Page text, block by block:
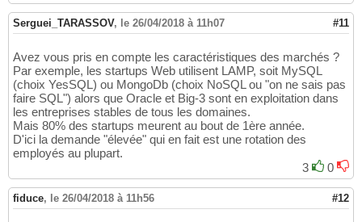
Serguei_TARASSOV, le 26/04/2018 à 11h07 #11
Avez vous pris en compte les caractéristiques des marchés ?
Par exemple, les startups Web utilisent LAMP, soit MySQL
(choix YesSQL) ou MongoDb (choix NoSQL ou "on ne sais pas
faire SQL") alors que Oracle et Big-3 sont en exploitation dans
les entreprises stables de tous les domaines.
Mais 80% des startups meurent au bout de 1ère année.
D'ici la demande "élevée" qui en fait est une rotation des
employés au plupart.
3
0
fiduce, le 26/04/2018 à 11h56 #12